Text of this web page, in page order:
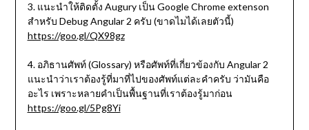
3. แนะนำให้ติดตั้ง Augury เป็น Google Chrome extenson
สำหรับ Debug Angular 2 ครับ (ขาดไมได้เลยตัวนี้)
https://goo.gl/QX98gz
4. อภิธานศัพท์ (Glossary) หรือศัพท์ที่เกี่ยวข้องกับ Angular 2
แนะนำว่าเราต้องรู้ที่มาที่ไปของศัพท์แต่ละคำครับ ว่ามันคือ
อะไร เพราะหลายคำเป็นพื้นฐานที่เราต้องรู้มาก่อน
https://goo.gl/5Pg8Yi